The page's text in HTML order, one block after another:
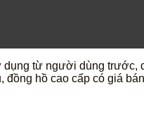
từ người dùng trước,
đồng hồ cao cấp có giá